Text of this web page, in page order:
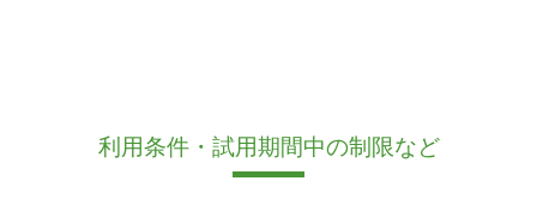
利用条件・試用期間中の制限など